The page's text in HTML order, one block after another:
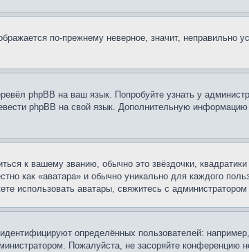
по-прежнему неверное, значит, неправильно
phpBB на ваш язык. Попробуйте узнать у
phpBB на свой язык. Дополнительную
к вашему званию, обычно это звёздочки,
как «аватара» и обычно уникально для каждого
использовать аватары, свяжитесь с
определённых пользователей:
Пожалуйста, не засоряйте